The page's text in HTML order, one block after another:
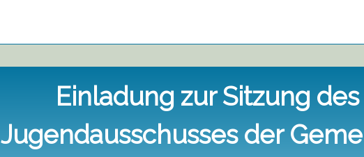
Einladung zur Sitzung des
Jugendausschusses der